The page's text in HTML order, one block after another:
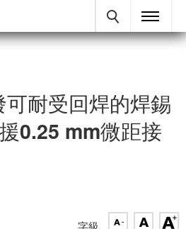
耐受回焊的焊錫
0.25 mm微距接